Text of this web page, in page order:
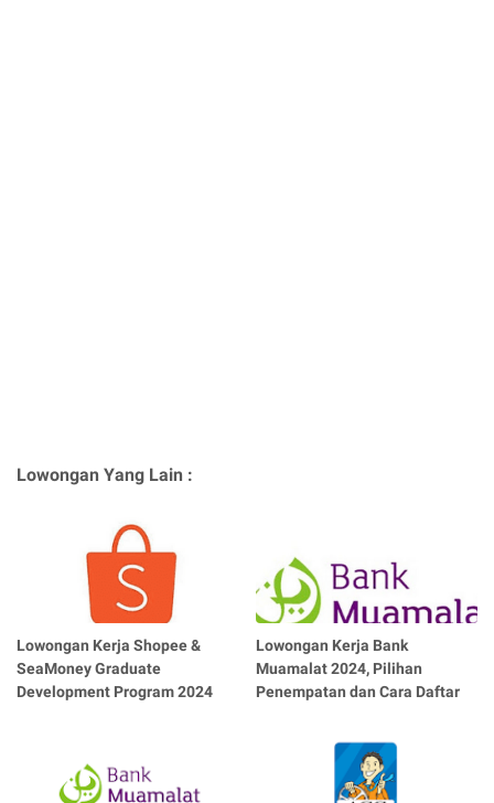
Lowongan Yang Lain :
Lowongan Kerja Shopee &
SeaMoney Graduate
Development Program 2024
Lowongan Kerja Bank
Muamalat 2024, Pilihan
Penempatan dan Cara Daftar